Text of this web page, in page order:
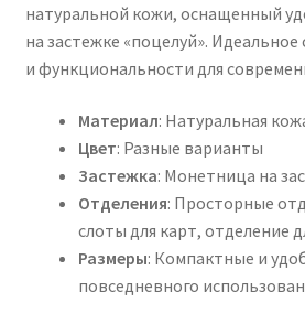
натуральной кожи, оснащенный
на застежке «поцелуй». Идеальное
и функциональности для
Материал: Натуральная
Цвет: Разные варианты
Застежка: Монетница на
Отделения: Просторные
слоты для карт, отделение
Размеры: Компактные и
повседневного